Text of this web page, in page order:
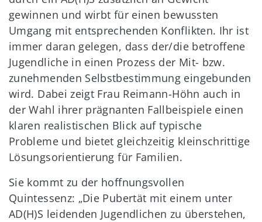
gewinnen und wirbt für einen bewussten
Umgang mit entsprechenden Konflikten. Ihr ist
immer daran gelegen, dass der/die betroffene
Jugendliche in einen Prozess der Mit- bzw.
zunehmenden Selbstbestimmung eingebunden
wird. Dabei zeigt Frau Reimann-Höhn auch in
der Wahl ihrer prägnanten Fallbeispiele einen
klaren realistischen Blick auf typische
Probleme und bietet gleichzeitig kleinschrittige
Lösungsorientierung für Familien.
Sie kommt zu der hoffnungsvollen
Quintessenz: „Die Pubertät mit einem unter
AD(H)S leidenden Jugendlichen zu überstehen,